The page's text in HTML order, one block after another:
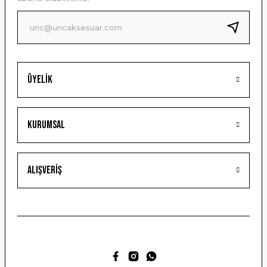
Ürün fiyatı diğer sitelerden daha pahalı.
Bu ürüne benzer farklı alternatifler olmalı.
Gönder
Üyelik
Kurumsal
Alışveriş